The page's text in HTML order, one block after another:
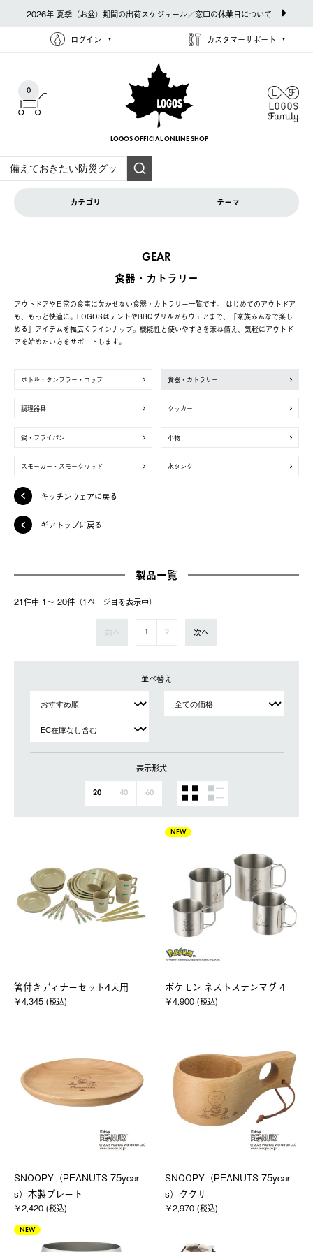
2026年 夏季（お盆）期間の出荷スケジュール／窓口の休業日について
ログイン カスタマーサポート
0
LOGOS OFFICIAL ONLINE SHOP
カテゴリ テーマ
GEAR
食器・カトラリー
アウトドアや日常の食事に欠かせない食器・カトラリー一覧です。 はじめてのアウトドア
も、もっと快適に。LOGOSはテントやBBQグリルからウェアまで、「家族みんなで楽し
める」アイテムを幅広くラインナップ。機能性と使いやすさを兼ね備え、気軽にアウトド
アを始めたい方をサポートします。
ボトル・タンブラー・コップ 食器・カトラリー
調理器具 クッカー
鍋・フライパン 小物
スモーカー・スモークウッド 水タンク
キッチンウェアに戻る
ギアトップに戻る
製品一覧
21件中 1〜 20件（1ページ⽬を表⽰中）
前へ 1 2 次へ
並べ替え
表示形式
20 40 60
箸付きディナーセット4人用
￥4,345 (税込)
NEW
ポケモン ネストステンマグ 4
￥4,900 (税込)
SNOOPY（PEANUTS 75year
s）木製プレート
￥2,420 (税込)
SNOOPY（PEANUTS 75year
s）ククサ
￥2,970 (税込)
NEW